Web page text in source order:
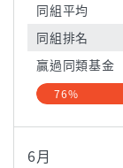
同組平均
同組排名
贏過同類基金
76%
6月